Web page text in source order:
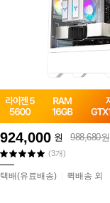
924,000 원 988,680원
(3개)
택배(유료배송) 퀵배송 외